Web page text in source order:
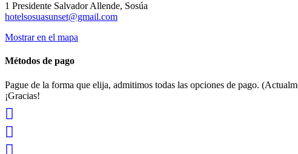
1 Presidente Salvador Allende, Sosúa
hotelsosuasunset@gmail.com
Mostrar en el mapa
Métodos de pago
Pague de la forma que elija, admitimos todas las opciones de pago.
¡Gracias!